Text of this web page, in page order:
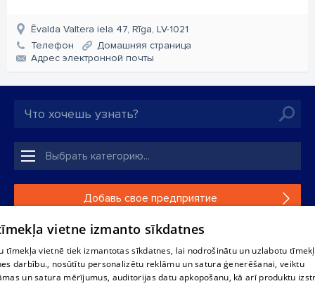
Ēvalda Valtera iela 47, Rīga, LV-1021
Телефон
Домашняя страница
Aдрес электронной почты
Добавь свое предприятие
Если твоего предприятия нет в нашей базе данных,
Полное или частичное распространение или копирование
vietne izmanto sīkdatnes
tīmekļa vietnē tiek izmantotas sīkdatnes, lai nodrošinātu un uzlabotu
darbību., nosūtītu personalizētu reklāmu un satura ģenerēšanai, veiktu
un satura mērījumus, auditorijas datu apkopošanu, kā arī produktu